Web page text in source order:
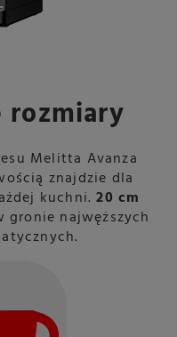
rozmiary
Melitta Avanza
znajdzie dla
kuchni.20 cm
gronie najwęższych